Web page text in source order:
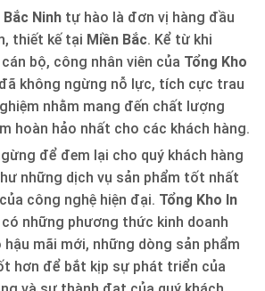
Ninh tự hào là đơn vị hàng đầu
thiết kế tại Miền Bắc. Kể từ khi
bộ, công nhân viên của Tổng Kho
đã không ngừng nỗ lực, tích cực trau
nhằm mang đến chất lượng
hoàn hảo nhất cho các khách hàng.
để đem lại cho quý khách hàng
những dịch vụ sản phẩm tốt nhất
công nghệ hiện đại. Tổng Kho In
có những phương thức kinh doanh
mãi mới, những dòng sản phẩm
hơn để bắt kịp sự phát triển của